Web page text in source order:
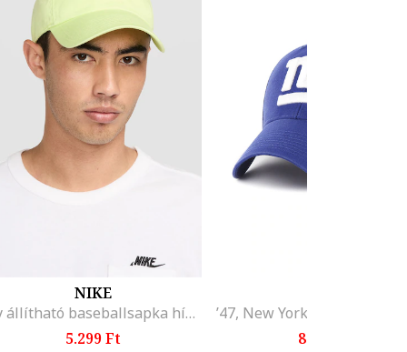
NIKE
Fly állítható baseballsapka hímzett logóval, Fehér/Halványsárga
5.299 Ft
8.399 Ft